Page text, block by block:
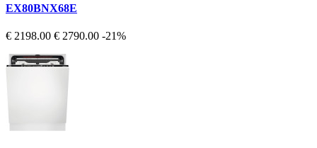
EX80BNX68E
€ 2198.00 € 2790.00 -21%